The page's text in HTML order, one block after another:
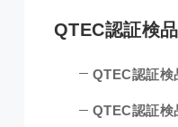
QTEC認証検
QTEC認証検
QTEC認証検